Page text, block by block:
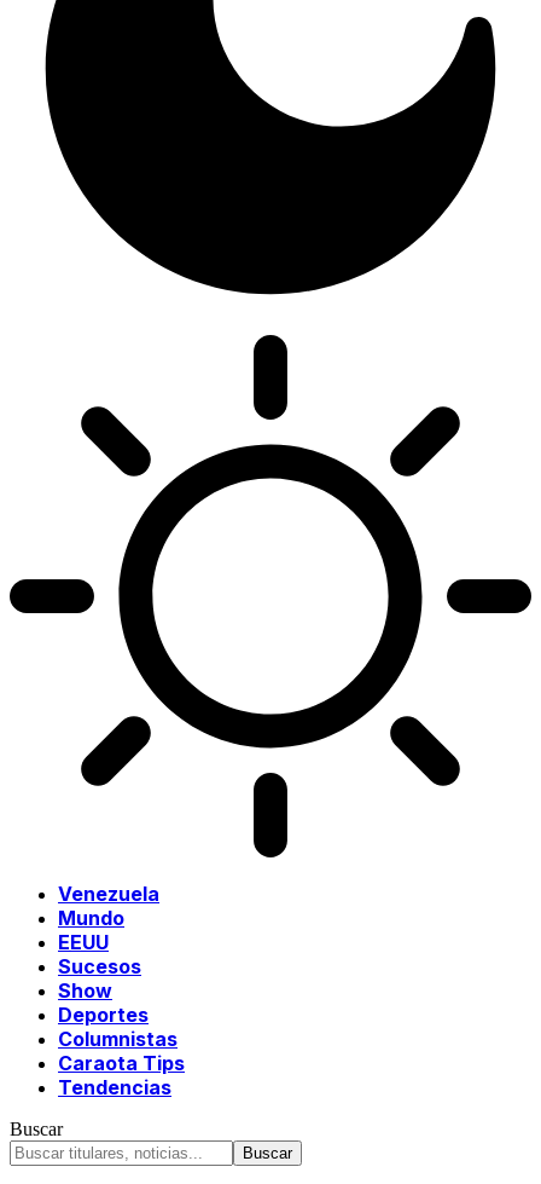
Venezuela
Mundo
EEUU
Sucesos
Show
Deportes
Columnistas
Caraota Tips
Tendencias
Buscar